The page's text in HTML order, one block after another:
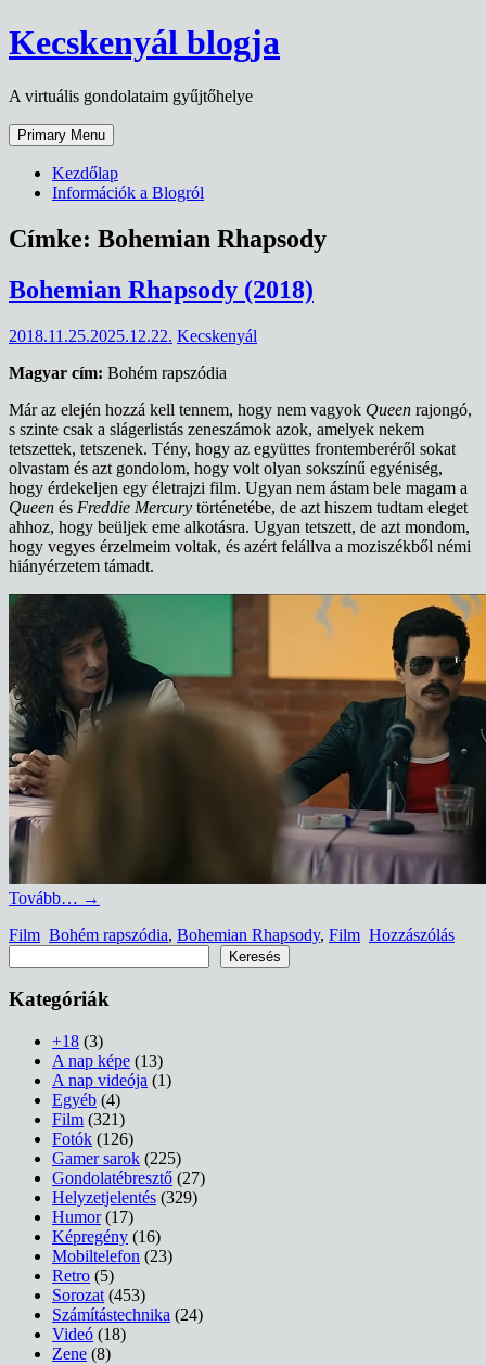
Skip
to
Kecskenyál blogja
A virtuális gondolataim gyűjtőhelye
Primary Menu
Kezdőlap
Információk a Blogról
Címke: Bohemian Rhapsody
Bohemian Rhapsody (2018)
2018.11.25.2025.12.22. Kecskenyál
Magyar cím: Bohém rapszódia
Már az elején hozzá kell tennem, hogy nem vagyok Queen rajongó,
s szinte csak a slágerlistás zeneszámok azok, amelyek nekem
tetszettek, tetszenek. Tény, hogy az együttes frontemberéről sokat
olvastam és azt gondolom, hogy volt olyan sokszínű egyéniség,
hogy érdekeljen egy életrajzi film. Ugyan nem ástam bele magam a
Queen és Freddie Mercury történetébe, de azt hiszem tudtam eleget
ahhoz, hogy beüljek eme alkotásra. Ugyan tetszett, de azt mondom,
hogy vegyes érzelmeim voltak, és azért felállva a moziszékből némi
hiányérzetem támadt.
Tovább… →
Film Bohém rapszódia, Bohemian Rhapsody, Film Hozzászólás
Keresés
Kategóriák
+18 (3)
A nap képe (13)
A nap videója (1)
Egyéb (4)
Film (321)
Fotók (126)
Gamer sarok (225)
Gondolatébresztő (27)
Helyzetjelentés (329)
Humor(17)
Képregény (16)
Mobiltelefon (23)
Retro (5)
Sorozat (453)
Számítástechnika (24)
Videó (18)
Zene (8)